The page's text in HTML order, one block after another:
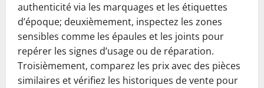
authenticité via les marquages et les étiquettes
d’époque; deuxièmement, inspectez les zones
sensibles comme les épaules et les joints pour
repérer les signes d’usage ou de réparation.
Troisièmement, comparez les prix avec des pièces
similaires et vérifiez les historiques de vente pour